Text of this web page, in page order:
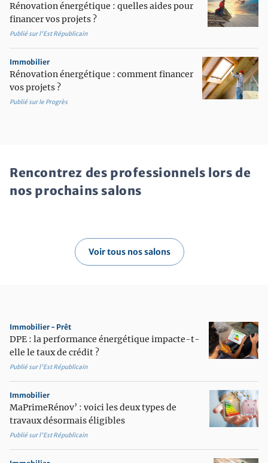
Rénovation énergétique : quelles aides pour
financer vos projets ?
Publié sur l'Est Républicain
Immobilier
Rénovation énergétique : comment financer
vos projets ?
Publié sur le Progrès
Rencontrez des professionnels lors de
nos prochains salons
Voir tous nos salons
Immobilier - Prêt
DPE : la performance énergétique impacte-t-
elle le taux de crédit ?
Publié sur l'Est Républicain
Immobilier
MaPrimeRénov’ : voici les deux types de
travaux désormais éligibles
Publié sur l'Est Républicain